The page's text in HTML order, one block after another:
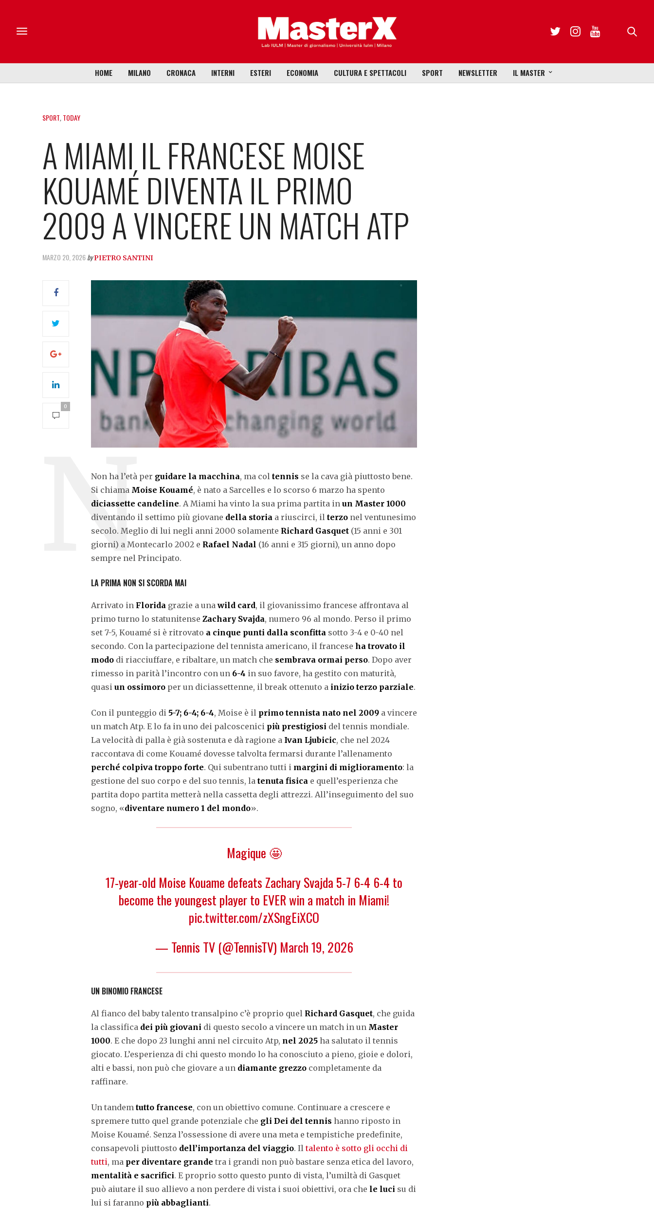
HOME MILANO CRONACA INTERNI ESTERI ECONOMIA CULTURA E SPETTACOLI SPORT NEWSLETTER IL MASTER
SPORT,TODAY
A MIAMI IL FRANCESE MOISE
KOUAMÉ DIVENTA IL PRIMO
2009 A VINCERE UN MATCH ATP
MARZO 20, 2026byPIETRO SANTINI
0
Non ha l’età per guidare la macchina, ma col tennis se la cava già piuttosto bene.
Si chiama Moise Kouamé, è nato a Sarcelles e lo scorso 6 marzo ha spento
diciassette candeline. A Miami ha vinto la sua prima partita in un Master 1000
diventando il settimo più giovane della storia a riuscirci, il terzo nel ventunesimo
secolo. Meglio di lui negli anni 2000 solamente Richard Gasquet (15 anni e 301
giorni) a Montecarlo 2002 e Rafael Nadal (16 anni e 315 giorni), un anno dopo
sempre nel Principato.
LA PRIMA NON SI SCORDA MAI
Arrivato in Florida grazie a unawild card, il giovanissimo francese affrontava al
primo turno lo statunitense Zachary Svajda, numero 96 al mondo. Perso il primo
set 7-5, Kouamé si è ritrovato a cinque punti dalla sconfitta sotto 3-4 e 0-40 nel
secondo. Con la partecipazione del tennista americano, il francese ha trovato il
modo di riacciuffare, e ribaltare, un match che sembrava ormai perso. Dopo aver
rimesso in parità l’incontro con un 6-4 in suo favore, ha gestito con maturità,
quasi un ossimoro per un diciassettenne, il break ottenuto a inizio terzo parziale.
Con il punteggio di 5-7; 6-4; 6-4, Moise è il primo tennista nato nel 2009 a vincere
un match Atp. E lo fa in uno dei palcoscenici più prestigiosi del tennis mondiale.
La velocità di palla è già sostenuta e dà ragione a Ivan Ljubicic, che nel 2024
raccontava di come Kouamé dovesse talvolta fermarsi durante l’allenamento
perché colpiva troppo forte. Qui subentrano tutti i margini di miglioramento: la
gestione del suo corpo e del suo tennis, la tenuta fisica e quell’esperienza che
partita dopo partita metterà nella cassetta degli attrezzi. All’inseguimento del suo
sogno, «diventare numero 1 del mondo».
Magique 🤩
17-year-old Moise Kouame defeats Zachary Svajda 5-7 6-4 6-4 to
become the youngest player to EVER win a match in Miami!
pic.twitter.com/zXSngEiXCO
— Tennis TV (@TennisTV) March 19, 2026
UN BINOMIO FRANCESE
Al fianco del baby talento transalpino c’è proprio quel Richard Gasquet, che guida
la classifica dei più giovani di questo secolo a vincere un match in un Master
1000. E che dopo 23 lunghi anni nel circuito Atp, nel 2025 ha salutato il tennis
giocato. L’esperienza di chi questo mondo lo ha conosciuto a pieno, gioie e dolori,
alti e bassi, non può che giovare a un diamante grezzo completamente da
raffinare.
Un tandem tutto francese, con un obiettivo comune. Continuare a crescere e
spremere tutto quel grande potenziale che gli Dei del tennis hanno riposto in
Moise Kouamé. Senza l’ossessione di avere una meta e tempistiche predefinite,
consapevoli piuttosto dell’importanza del viaggio. Iltalento è sotto gli occhi di
tutti, ma per diventare grande tra i grandi non può bastare senza etica del lavoro,
mentalità e sacrifici. E proprio sotto questo punto di vista, l’umiltà di Gasquet
può aiutare il suo allievo a non perdere di vista i suoi obiettivi, ora che le luci su di
lui si faranno più abbaglianti.